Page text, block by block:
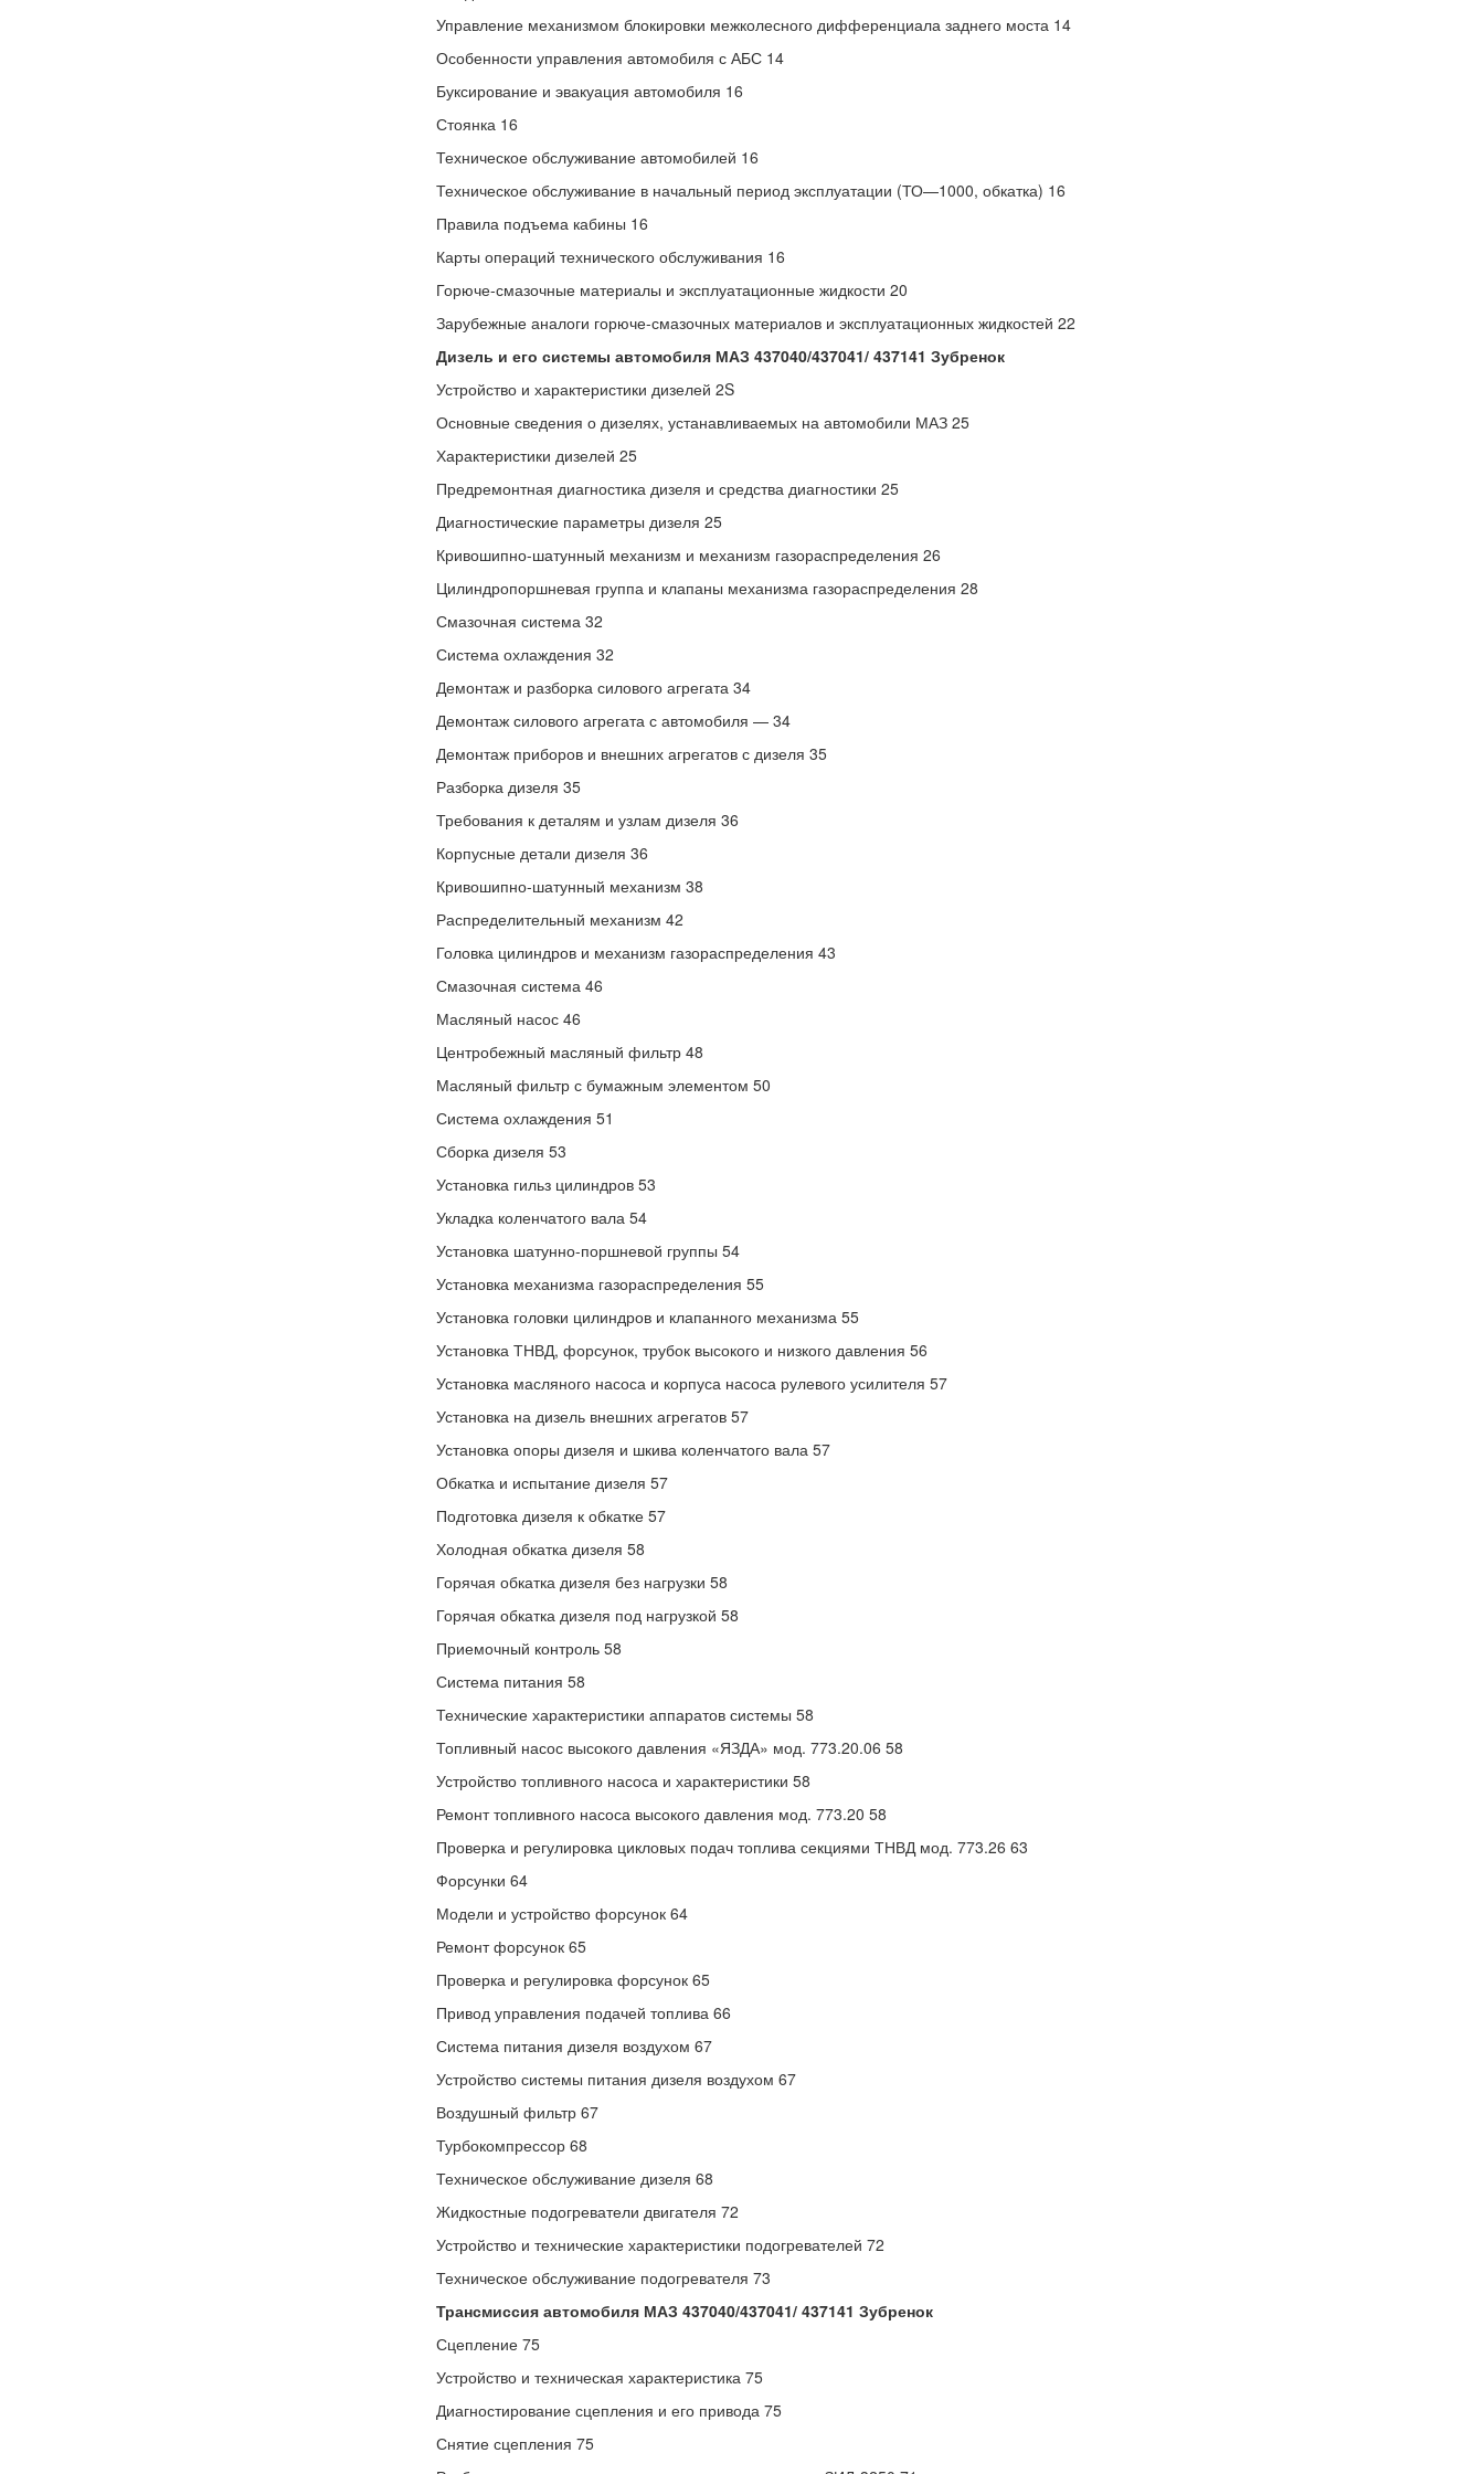
Управление механизмом блокировки межколесного дифференциала заднего моста 14
Особенности управления автомобиля с АБС 14
Буксирование и эвакуация автомобиля 16
Стоянка 16
Техническое обслуживание автомобилей 16
Техническое обслуживание в начальный период эксплуатации (ТО—1000, обкатка) 16
Правила подъема кабины 16
Карты операций технического обслуживания 16
Горюче-смазочные материалы и эксплуатационные жидкости 20
Зарубежные аналоги горюче-смазочных материалов и эксплуатационных жидкостей 22
Дизель и его системы автомобиля МАЗ 437040/437041/ 437141 Зубренок
Устройство и характеристики дизелей 2S
Основные сведения о дизелях, устанавливаемых на автомобили МАЗ 25
Характеристики дизелей 25
Предремонтная диагностика дизеля и средства диагностики 25
Диагностические параметры дизеля 25
Кривошипно-шатунный механизм и механизм газораспределения 26
Цилиндропоршневая группа и клапаны механизма газораспределения 28
Смазочная система 32
Система охлаждения 32
Демонтаж и разборка силового агрегата 34
Демонтаж силового агрегата с автомобиля — 34
Демонтаж приборов и внешних агрегатов с дизеля 35
Разборка дизеля 35
Требования к деталям и узлам дизеля 36
Корпусные детали дизеля 36
Кривошипно-шатунный механизм 38
Распределительный механизм 42
Головка цилиндров и механизм газораспределения 43
Смазочная система 46
Масляный насос 46
Центробежный масляный фильтр 48
Масляный фильтр с бумажным элементом 50
Система охлаждения 51
Сборка дизеля 53
Установка гильз цилиндров 53
Укладка коленчатого вала 54
Установка шатунно-поршневой группы 54
Установка механизма газораспределения 55
Установка головки цилиндров и клапанного механизма 55
Установка ТНВД, форсунок, трубок высокого и низкого давления 56
Установка масляного насоса и корпуса насоса рулевого усилителя 57
Установка на дизель внешних агрегатов 57
Установка опоры дизеля и шкива коленчатого вала 57
Обкатка и испытание дизеля 57
Подготовка дизеля к обкатке 57
Холодная обкатка дизеля 58
Горячая обкатка дизеля без нагрузки 58
Горячая обкатка дизеля под нагрузкой 58
Приемочный контроль 58
Система питания 58
Технические характеристики аппаратов системы 58
Топливный насос высокого давления «ЯЗДА» мод. 773.20.06 58
Устройство топливного насоса и характеристики 58
Ремонт топливного насоса высокого давления мод. 773.20 58
Проверка и регулировка цикловых подач топлива секциями ТНВД мод. 773.26 63
Форсунки 64
Модели и устройство форсунок 64
Ремонт форсунок 65
Проверка и регулировка форсунок 65
Привод управления подачей топлива 66
Система питания дизеля воздухом 67
Устройство системы питания дизеля воздухом 67
Воздушный фильтр 67
Турбокомпрессор 68
Техническое обслуживание дизеля 68
Жидкостные подогреватели двигателя 72
Устройство и технические характеристики подогревателей 72
Техническое обслуживание подогревателя 73
Трансмиссия автомобиля МАЗ 437040/437041/ 437141 Зубренок
Сцепление 75
Устройство и техническая характеристика 75
Диагностирование сцепления и его привода 75
Снятие сцепления 75